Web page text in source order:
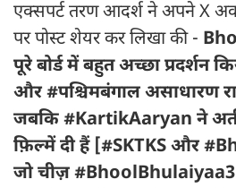
एक्सपर्ट तरण आदर्श ने अपने X
पर पोस्ट शेयर कर लिखा की -
पूरे बोर्ड में बहुत अच्छा प्रदर्शन
और #पश्चिमबंगाल असाधारण
जबकि #KartikAaryan ने
फ़िल्में दी हैं [#SKTKS और
जो चीज़